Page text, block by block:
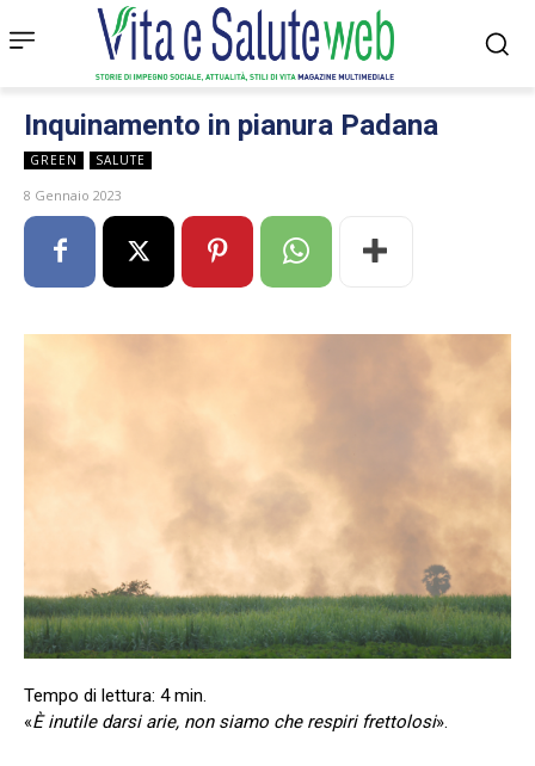
Inquinamento in pianura Padana
GREEN SALUTE
8 Gennaio 2023
«È inutile darsi arie, non siamo che respiri frettolosi».